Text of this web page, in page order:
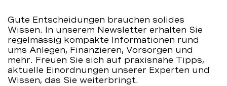
Gute Entscheidungen brauchen solides
Wissen. In unserem Newsletter erhalten Sie
regelmässig kompakte Informationen rund
ums Anlegen, Finanzieren, Vorsorgen und
mehr. Freuen Sie sich auf praxisnahe Tipps,
aktuelle Einordnungen unserer Experten und
Wissen, das Sie weiterbringt.